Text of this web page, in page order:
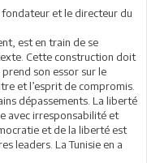
et le directeur du
est en train de se
Cette construction doit
son essor sur le
et l’esprit de compromis.
dépassements. La liberté
avec irresponsabilité et
et de la liberté est
leaders. La Tunisie en a